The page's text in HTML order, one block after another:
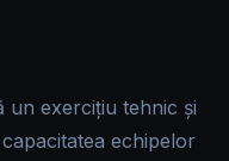
un exercițiu tehnic și
echipelor